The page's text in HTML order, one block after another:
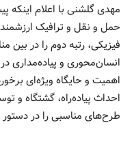
حمل و نقل و ترافیک
فیزیکی، رتبه دوم را در
انسان‌محوری و پیاده‌مداری
احداث پیاده‌راه، گشتگاه و
طرح‌های مناسبی را در دستور